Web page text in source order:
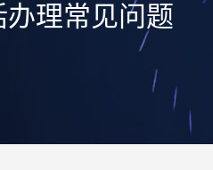
办理常见问题